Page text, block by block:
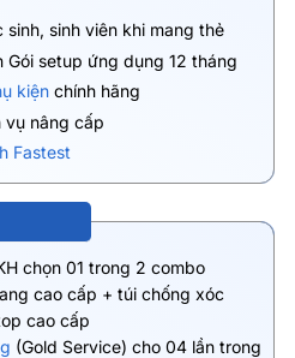
sinh, sinh viên khi mang thẻ
Gói setup ứng dụng 12 tháng
kiện chính hãng
vụ nâng cấp
Fastest
chọn 01 trong 2 combo
cao cấp + túi chống xóc
cao cấp
(Gold Service) cho 04 lần trong